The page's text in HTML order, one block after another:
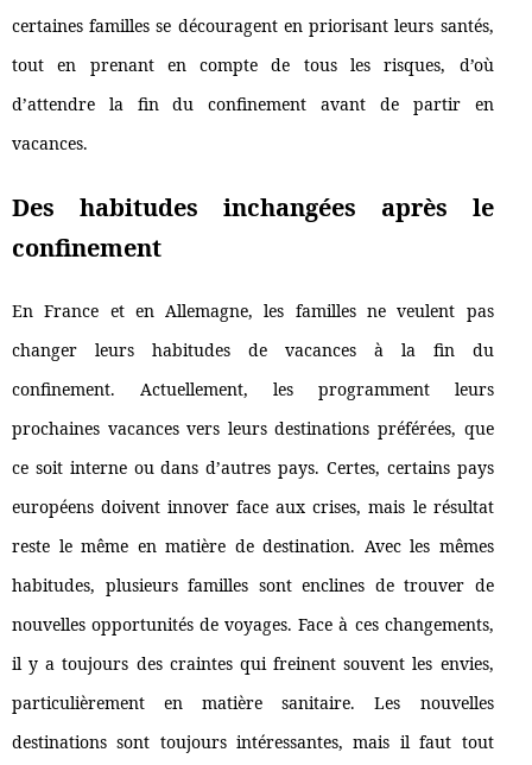
certaines familles se découragent en priorisant leurs santés,
tout en prenant en compte de tous les risques, d’où
d’attendre la fin du confinement avant de partir en
vacances.
Des habitudes inchangées après le
confinement
En France et en Allemagne, les familles ne veulent pas
changer leurs habitudes de vacances à la fin du
confinement. Actuellement, les programment leurs
prochaines vacances vers leurs destinations préférées, que
ce soit interne ou dans d’autres pays. Certes, certains pays
européens doivent innover face aux crises, mais le résultat
reste le même en matière de destination. Avec les mêmes
habitudes, plusieurs familles sont enclines de trouver de
nouvelles opportunités de voyages. Face à ces changements,
il y a toujours des craintes qui freinent souvent les envies,
particulièrement en matière sanitaire. Les nouvelles
destinations sont toujours intéressantes, mais il faut tout